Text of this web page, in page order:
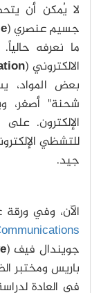
لا يُمكن أن
جسيم عنصري (
ما نعرفه
الالكتروني (
بعض المواد،
شحنة" أصغر،
الإلكترون.
للتشظي
جيد.
الآن، وفي
جويندال فيف (
باريس ومختبر
في العادة